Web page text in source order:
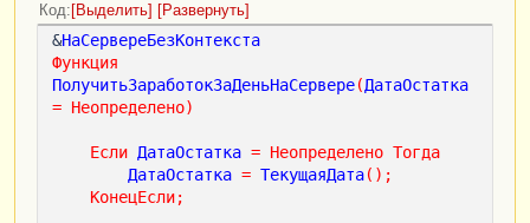
ВыборкаДетальныеЗаписи =
РезультатЗапроса. Выбрать
ВыборкаДетальныеЗаписи
Возврат
КонецФункции
Код Выделить Развернуть
&НаСервереБезКонтекста
Функция
ПолучитьЗаработокЗаДеньНаСервере(ДатаОстатка
= Неопределено)
Если ДатаОстатка = Неопределено Тогда
ДатаОстатка = ТекущаяДата();
КонецЕсли;